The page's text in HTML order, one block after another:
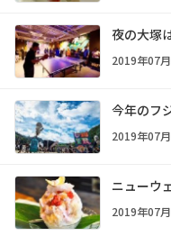
夜の大塚
2019年07
今年のフ
2019年07
ニューウ
2019年07